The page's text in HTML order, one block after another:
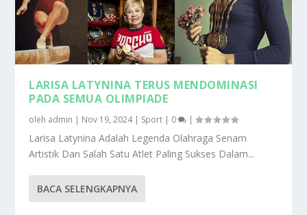
LARISA LATYNINA TERUS MENDOMINASI
PADA SEMUA OLIMPIADE
oleh admin | Nov 19, 2024| Sport | 0 |
Larisa Latynina Adalah Legenda Olahraga Senam
Artistik Dan Salah Satu Atlet Paling Sukses Dalam...
BACA SELENGKAPNYA